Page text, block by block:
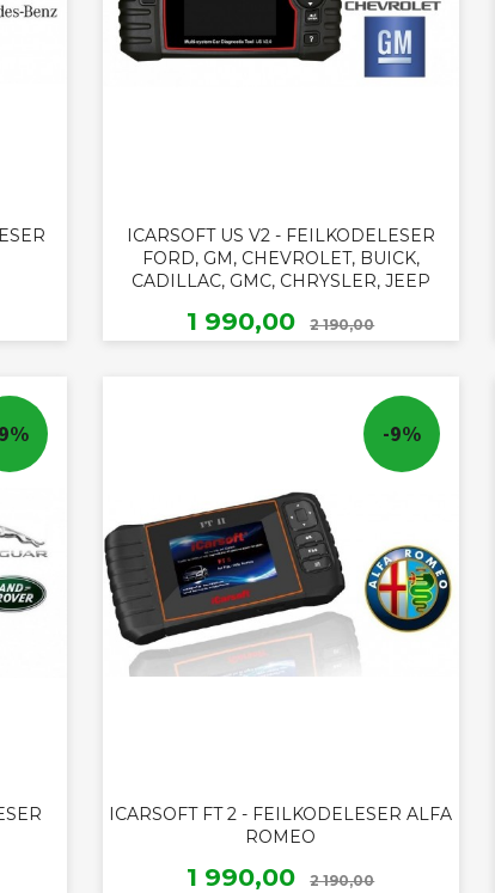
ICARSOFT US V2 - FEILKODELESER
FORD, GM, CHEVROLET, BUICK,
CADILLAC, GMC, CHRYSLER, JEEP
Tilbud
1 990,00 2 190,00Rabatt
ICARSOFT FT 2 - FEILKODELESER ALFA
ROMEO
Tilbud
1 990,00 2 190,00Rabatt
-9%